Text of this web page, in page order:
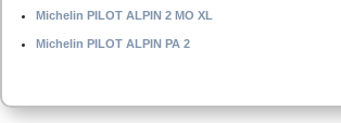
Michelin PILOT ALPIN 2 MO XL
Michelin PILOT ALPIN PA 2